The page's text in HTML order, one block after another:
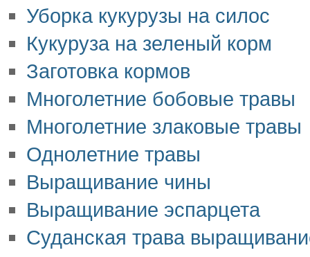
Уборка кукурузы на силос
Кукуруза на зеленый корм
Заготовка кормов
Многолетние бобовые травы
Многолетние злаковые травы
Однолетние травы
Выращивание чины
Выращивание эспарцета
Суданская трава